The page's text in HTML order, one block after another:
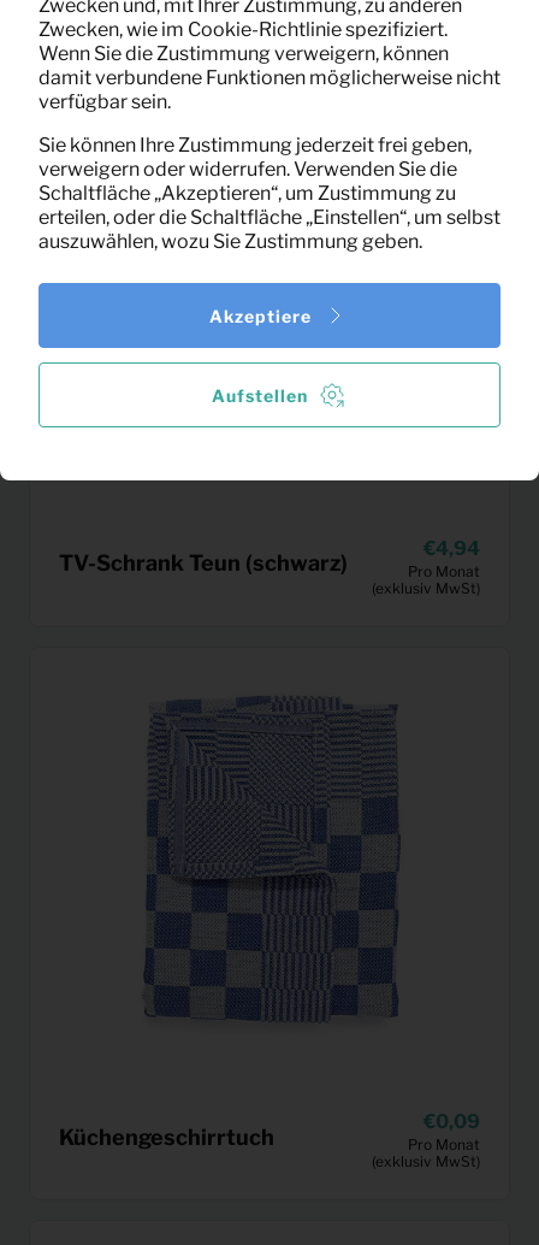
(exklusiv MwSt)
TV-Schrank Teun (schwarz)
4,94
Pro Monat
(exklusiv MwSt)
Küchengeschirrtuch
0,09
Pro Monat
(exklusiv MwSt)
Zwecken und, mit Ihrer Zustimmung, zu anderen
Zwecken, wie im Cookie-Richtlinie spezifiziert.
Wenn Sie die Zustimmung verweigern, können
damit verbundene Funktionen möglicherweise nicht
verfügbar sein.
Sie können Ihre Zustimmung jederzeit frei geben,
verweigern oder widerrufen. Verwenden Sie die
Schaltfläche „Akzeptieren“, um Zustimmung zu
erteilen, oder die Schaltfläche „Einstellen“, um selbst
auszuwählen, wozu Sie Zustimmung geben.
Aufstellen
Akzeptiere